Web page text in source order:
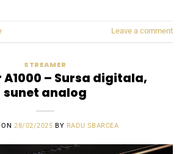
Leave a comment
STREAMER
– Sursa digitala,
sunet analog
28/02/2025 BY RADU SBARCEA